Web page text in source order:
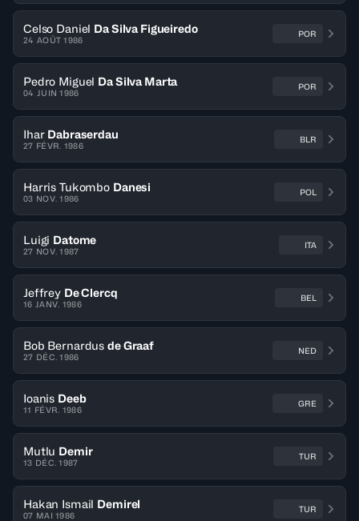
Celso Daniel Da Silva Figueiredo
24 AOÛT 1986
POR
Pedro Miguel Da Silva Marta
04 JUIN 1986
POR
Ihar Dabraserdau
27 FÉVR. 1986
BLR
Harris Tukombo Danesi
03 NOV. 1986
POL
Luigi Datome
27 NOV. 1987
ITA
Jeffrey De Clercq
16 JANV. 1986
BEL
Bob Bernardus de Graaf
27 DÉC. 1986
NED
Ioanis Deeb
11 FÉVR. 1986
GRE
Mutlu Demir
13 DÉC. 1987
TUR
Hakan Ismail Demirel
07 MAI 1986
TUR